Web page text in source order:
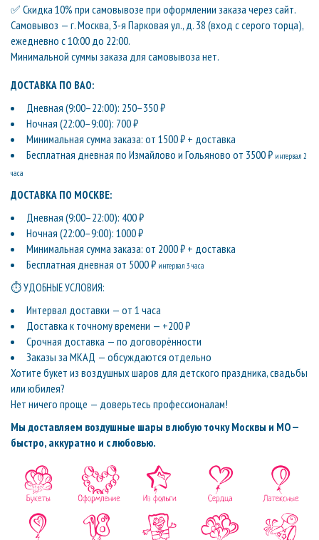
✅ Скидка 10% при самовывозе при оформлении заказа через сайт.
Самовывоз — г. Москва, 3-я Парковая ул., д. 38 (вход с серого торца),
ежедневно с 10:00 до 22:00.
Минимальной суммы заказа для самовывоза нет.
ДОСТАВКА ПО ВАО:
Дневная (9:00–22:00): 250–350 ₽
Ночная (22:00–9:00): 700 ₽
Минимальная сумма заказа: от 1500 ₽ + доставка
Бесплатная дневная по Измайлово и Гольяново от 3500 ₽ интервал 2
часа
ДОСТАВКА ПО МОСКВЕ:
Дневная (9:00–22:00): 400 ₽
Ночная (22:00–9:00): 1000 ₽
Минимальная сумма заказа: от 2000 ₽ + доставка
Бесплатная дневная от 5000 ₽ интервал 3 часа
⏱ УДОБНЫЕ УСЛОВИЯ:
Интервал доставки — от 1 часа
Доставка к точному времени — +200 ₽
Срочная доставка — по договорённости
Заказы за МКАД — обсуждаются отдельно
Хотите букет из воздушных шаров для детского праздника, свадьбы
или юбилея?
Нет ничего проще — доверьтесь профессионалам!
Мы доставляем воздушные шары в любую точку Москвы и МО —
быстро, аккуратно и с любовью.